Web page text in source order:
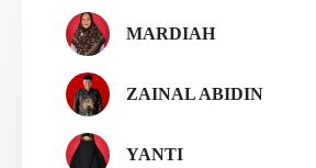
MARDIAH
ZAINAL ABIDIN
YANTI